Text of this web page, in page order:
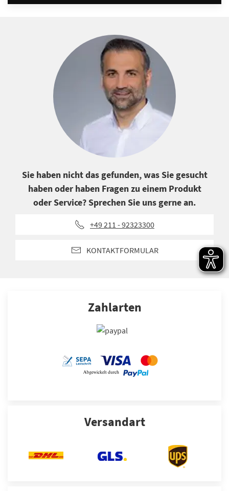
Sie haben nicht das gefunden, was Sie gesucht
haben oder haben Fragen zu einem Produkt
oder Service? Sprechen Sie uns gerne an.
+49 211 - 92323300
KONTAKTFORMULAR
Zahlarten
Versandart